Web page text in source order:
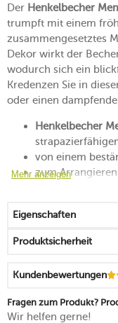
Der Henkelbecher
trumpft mit einem
zusammengesetztes
Dekor wirkt der
wodurch sich ein
Kredenzen Sie in
oder einen
Henkelbecher
von einem
zum
geprägt von
für einen
Made in
Mehr anzeigen
Eigenschaften
Produktsicherheit
Kundenbewertungen
Fragen zum Produkt?
Wir helfen gerne!